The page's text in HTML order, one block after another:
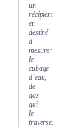
un
récipient
et
destiné
à
mesurer
le
cubage
d’eau,
de
gaz
qui
le
traverse.